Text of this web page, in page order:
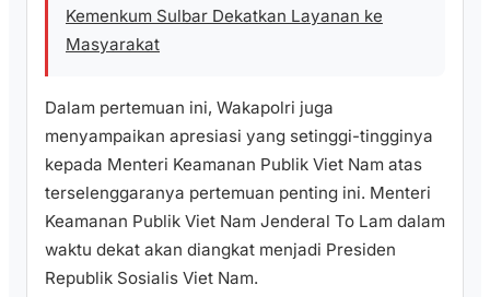
Kemenkum Sulbar Dekatkan Layanan ke
Masyarakat
Dalam pertemuan ini, Wakapolri juga
menyampaikan apresiasi yang setinggi-tingginya
kepada Menteri Keamanan Publik Viet Nam atas
terselenggaranya pertemuan penting ini. Menteri
Keamanan Publik Viet Nam Jenderal To Lam dalam
waktu dekat akan diangkat menjadi Presiden
Republik Sosialis Viet Nam.